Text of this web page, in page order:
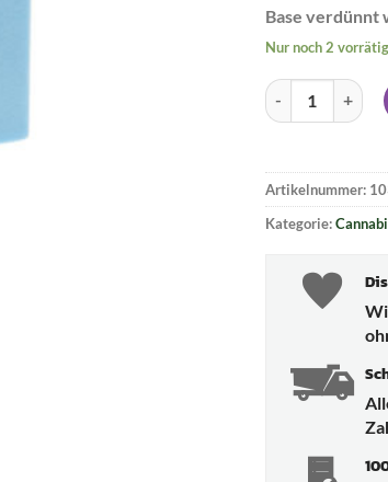
Base verdünnt
Nur noch 2 vorrätig
OMG Cannabis
Artikelnummer:
Kategorie: